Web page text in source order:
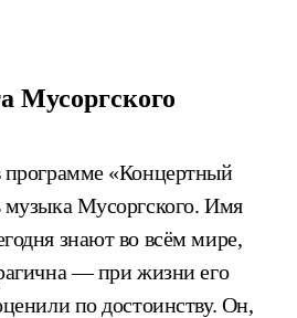
Мусоргского
программе «Концертный
музыка Мусоргского. Имя
знают во всём мире,
— при жизни его
по достоинству. Он,